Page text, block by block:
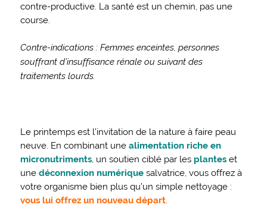
contre-productive. La santé est un chemin, pas une
course.
Contre-indications : Femmes enceintes, personnes
souffrant d’insuffisance rénale ou suivant des
traitements lourds.
Le printemps est l’invitation de la nature à faire peau
neuve. En combinant une alimentation riche en
micronutriments, un soutien ciblé par les planteset
une déconnexion numériquesalvatrice, vous offrez à
votre organisme bien plus qu’un simple nettoyage :
vous lui offrez un nouveau départ.